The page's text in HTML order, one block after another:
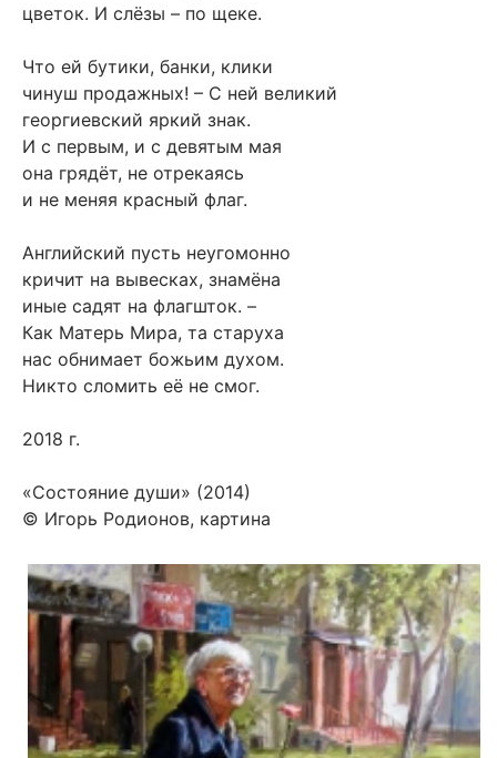
цветок. И слёзы – по щеке.
Что ей бутики, банки, клики
чинуш продажных! – С ней великий
георгиевский яркий знак.
И с первым, и с девятым мая
она грядёт, не отрекаясь
и не меняя красный флаг.
Английский пусть неугомонно
кричит на вывесках, знамёна
иные садят на флагшток. –
Как Матерь Мира, та старуха
нас обнимает божьим духом.
Никто сломить её не смог.
2018 г.
«Состояние души» (2014)
© Игорь Родионов, картина